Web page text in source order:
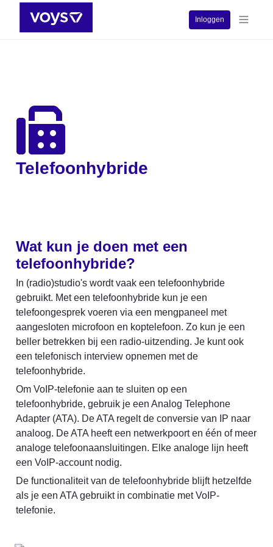
Inloggen
Telefoonhybride
Wat kun je doen met een
telefoonhybride?
In (radio)studio's wordt vaak een telefoonhybride
gebruikt. Met een telefoonhybride kun je een
telefoongesprek voeren via een mengpaneel met
aangesloten microfoon en koptelefoon. Zo kun je een
beller betrekken bij een radio-uitzending. Je kunt ook
een telefonisch interview opnemen met de
telefoonhybride.
Om VoIP-telefonie aan te sluiten op een
telefoonhybride, gebruik je een Analog Telephone
Adapter (ATA). De ATA regelt de conversie van IP naar
analoog. De ATA heeft een netwerkpoort en één of meer
analoge telefoonaansluitingen. Elke analoge lijn heeft
een VoIP-account nodig.
De functionaliteit van de telefoonhybride blijft hetzelfde
als je een ATA gebruikt in combinatie met VoIP-
telefonie.